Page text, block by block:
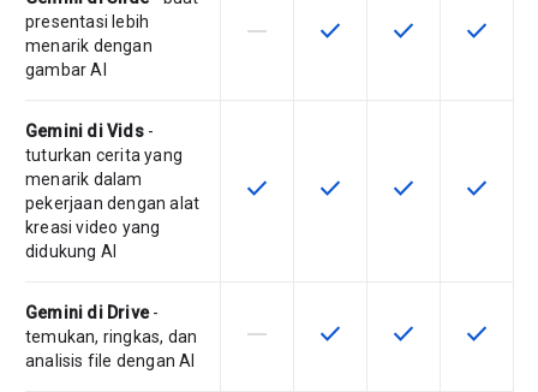
presentasi lebih
menarik dengan
gambar AI
Fitur ini tidak didukung oleh SKU ini
horizontal_rule Fitur ini tersedia untuk
check Fitur ini tersedia
check Fitur ini
check
Gemini di Vids-
tuturkan cerita yang
menarik dalam
pekerjaan dengan alat
kreasi video yang
didukung AI
Fitur ini tersedia untuk SKU ini
check Fitur ini tersedia untuk
check Fitur ini tersedia
check Fitur ini
check
Gemini di Drive-
temukan, ringkas, dan
analisis file dengan AI
Fitur ini tidak didukung oleh SKU ini
horizontal_rule Fitur ini tersedia untuk
check Fitur ini tersedia
check Fitur ini
check